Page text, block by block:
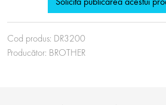
Cod produs: DR3200
Producător: BROTHER